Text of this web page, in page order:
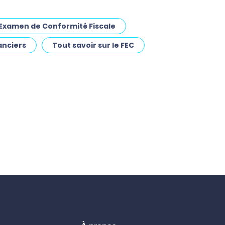
de Conformité Fiscale
Tout savoir sur le FEC